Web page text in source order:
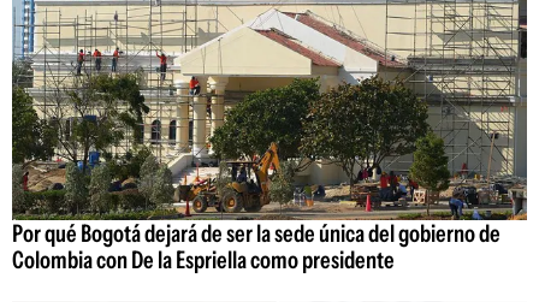
Por qué Bogotá dejará de ser la sede única del gobierno de
Colombia con De la Espriella como presidente